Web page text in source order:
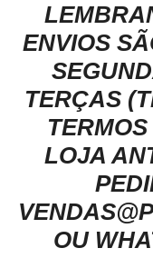
ENVIOS
TERÇAS
LOJA
OU